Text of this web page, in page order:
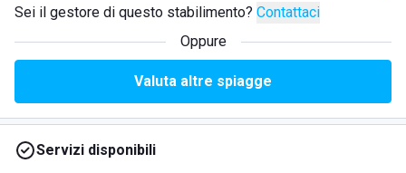
Sei il gestore di questo stabilimento? Contattaci
Oppure
Valuta altre spiagge
Servizi disponibili